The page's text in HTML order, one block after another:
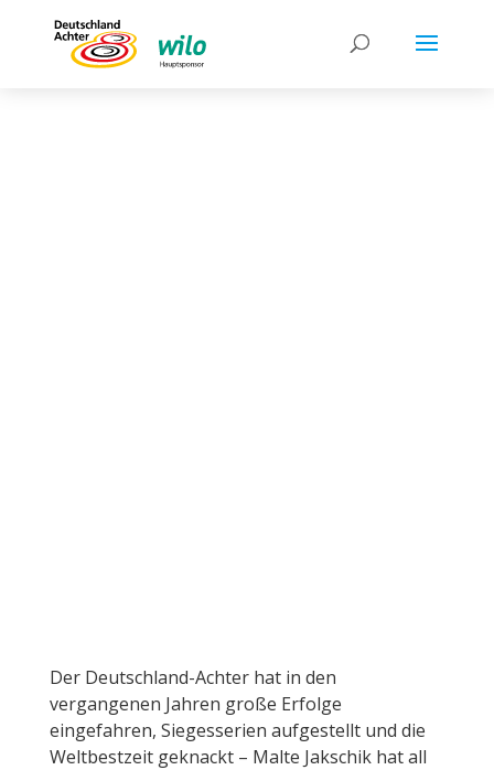
Der Deutschland-Achter hat in den
vergangenen Jahren große Erfolge
eingefahren, Siegesserien aufgestellt und die
Weltbestzeit geknackt – Malte Jakschik hat all